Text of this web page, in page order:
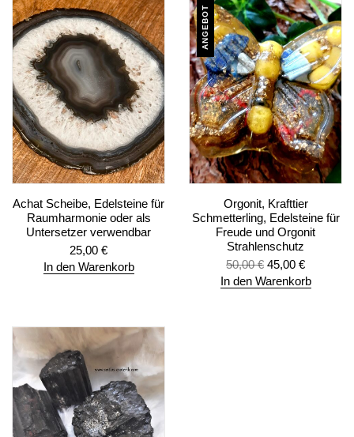
Achat Scheibe, Edelsteine für
Raumharmonie oder als
Untersetzer verwendbar
25,00 €
In den Warenkorb
ANGEBOT
Orgonit, Krafttier
Schmetterling, Edelsteine für
Freude und Orgonit
Strahlenschutz
50,00€ 45,00 €
In den Warenkorb